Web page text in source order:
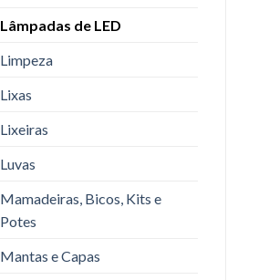
Lâmpadas de LED
Limpeza
Lixas
Lixeiras
Luvas
Mamadeiras, Bicos, Kits e
Potes
Mantas e Capas